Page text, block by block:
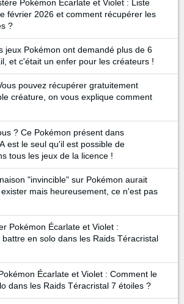
Pokémon Écarlate et Violet : Liste
février 2026 et comment récupérer les
?
jeux Pokémon ont demandé plus de 6
et c'était un enfer pour les créateurs !
pouvez récupérer gratuitement
créature, on vous explique comment
? Ce Pokémon présent dans
est le seul qu'il est possible de
tous les jeux de la licence !
"invincible" sur Pokémon aurait
mais heureusement, ce n'est pas
Pokémon Écarlate et Violet :
en solo dans les Raids Téracristal
Écarlate et Violet : Comment le
dans les Raids Téracristal 7 étoiles ?